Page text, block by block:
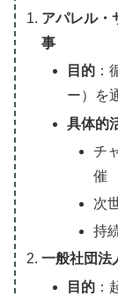
アパレル・
事
目的 ：
ー）を
具体的
チ
催
次
持
一般社団法
目的 ：